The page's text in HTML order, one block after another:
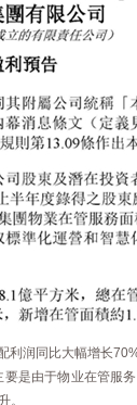
润同比大幅增长
是由于物业在管服
。